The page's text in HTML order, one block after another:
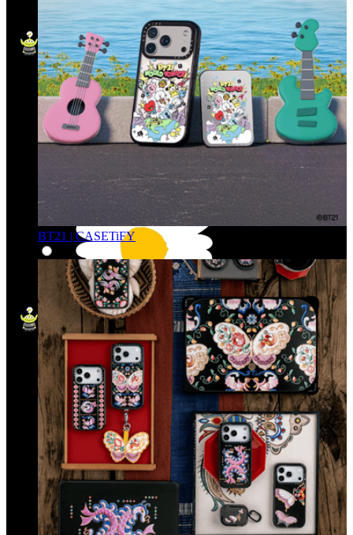
BT21 | CASETiFY